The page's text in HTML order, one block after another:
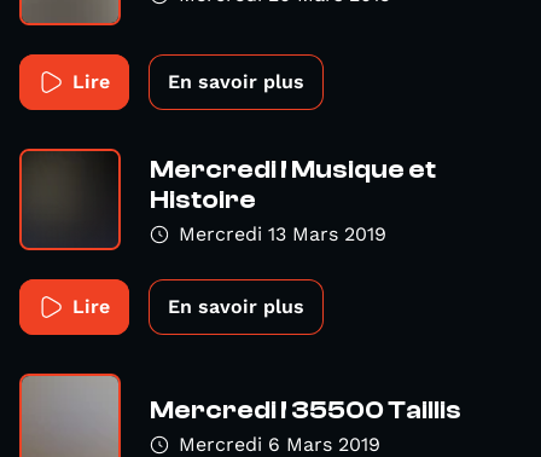
Lire En savoir plus
Mercredi ! Musique et
Histoire
Mercredi 13 Mars 2019
Lire En savoir plus
Mercredi ! 35500 Taillis
Mercredi 6 Mars 2019